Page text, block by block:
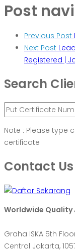
Post
Previous Post
Next Post
Registered |
Search
Note : Please type
certificate
Contact Us
Worldwide Quality
Graha ISKA 5th
Central Jakarta,